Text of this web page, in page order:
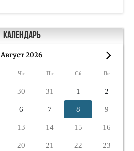
Календарь
Август 2026
Чт Пт Сб Вс
30 31 1 2
6 7 8 9
13 14 15 16
20 21 22 23